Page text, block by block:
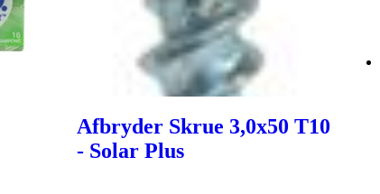
Afbryder Skrue 3,0x50 T10
- Solar Plus